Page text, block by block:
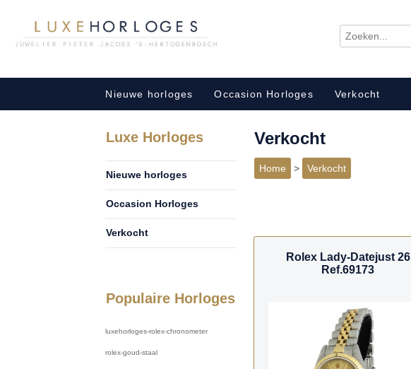
Nieuwe horloges Occasion Horloges Verkocht
Luxe Horloges
Nieuwe horloges
Occasion Horloges
Verkocht
Populaire Horloges
luxehorloges-rolex-chronometer
rolex-goud-staal
Verkocht
Home > Verkocht
Rolex Lady-Datejust 26
Ref.69173